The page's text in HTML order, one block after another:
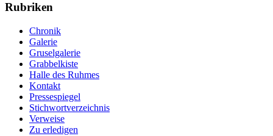
Rubriken
Chronik
Galerie
Gruselgalerie
Grabbelkiste
Halle des Ruhmes
Kontakt
Pressespiegel
Stichwortverzeichnis
Verweise
Zu erledigen